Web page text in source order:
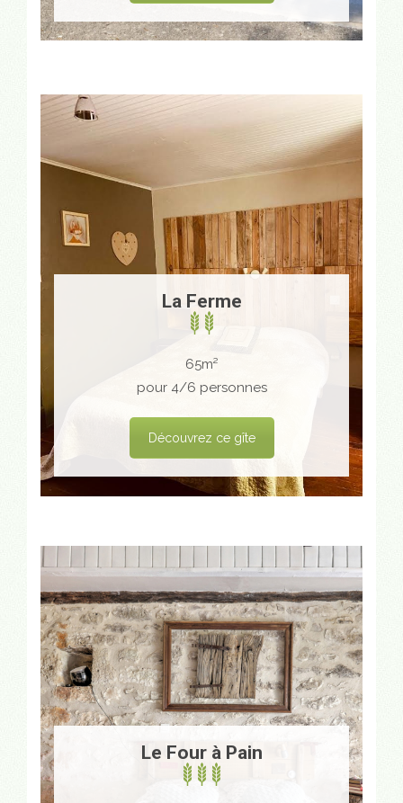
La Ferme
65m²
pour 4/6 personnes
Découvrez ce gîte
Le Four à Pain